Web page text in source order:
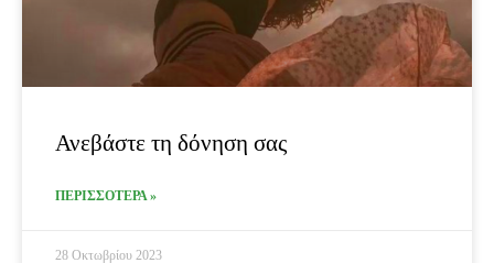
Ανεβάστε τη δόνηση σας
ΠΕΡΙΣΣΟΤΕΡΑ »
28 Οκτωβρίου 2023